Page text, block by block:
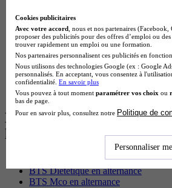
BTS Tourisme à Paris
BTS Tourisme à Toulouse
Licence Psychologie à Lille
Master Informatique à Paris
BTS Communication à Bordeaux
Master Psychologie à Angers
BTS Communication à Lyon
BTS Ndrc à Lyon
Les intitulés de diplôme
les plus recherchés
BTS Esf en alternance
BTS Dietetique en alternance
BTS Mco en alternance
Cookies publicitaires
Avec votre accord , nous et nos partenaires
proposer des publicités pour des offres d’emploi ou
trouver rapidement un emploi ou une formation.
Nos partenaires personnalisent ces publicités en
Nous utilisons des technologies Google (ex : Google
personnalisés. En acceptant, vous consentez à
confidentialité. En savoir plus
Vous pouvez à tout moment paramétrer vos choix ou
bas de page.
Pour en savoir plus, consultez notre Politique de
Personnaliser